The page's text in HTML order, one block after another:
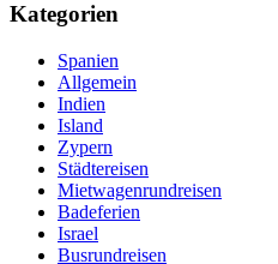
Kategorien
Spanien
Allgemein
Indien
Island
Zypern
Städtereisen
Mietwagenrundreisen
Badeferien
Israel
Busrundreisen